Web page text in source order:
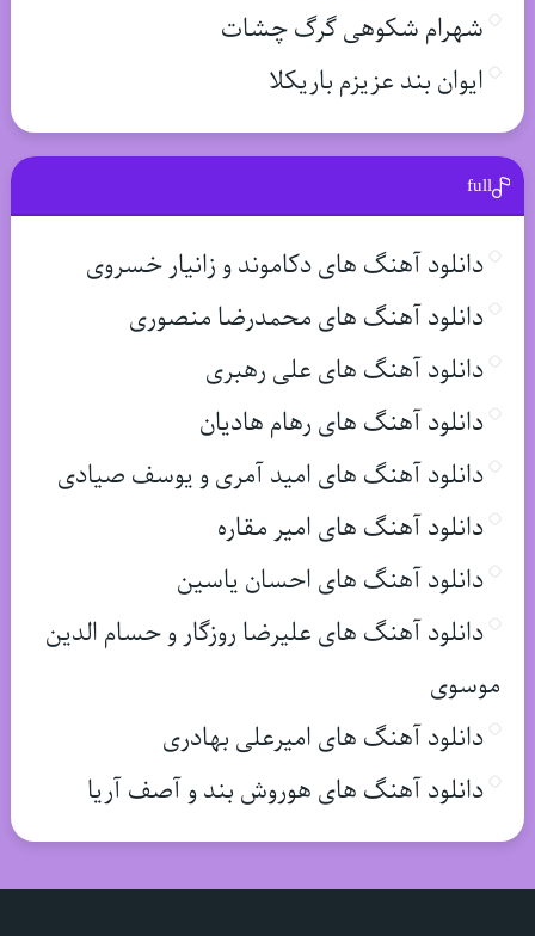
شهرام شکوهی گرگ چشات
ایوان بند عزیزم باریکلا
full
دانلود آهنگ های دکاموند و زانیار خسروی
دانلود آهنگ های محمدرضا منصوری
دانلود آهنگ های علی رهبری
دانلود آهنگ های رهام هادیان
دانلود آهنگ های امید آمری و یوسف صیادی
دانلود آهنگ های امیر مقاره
دانلود آهنگ های احسان یاسین
دانلود آهنگ های علیرضا روزگار و حسام الدین
موسوی
دانلود آهنگ های امیرعلی بهادری
دانلود آهنگ های هوروش بند و آصف آریا